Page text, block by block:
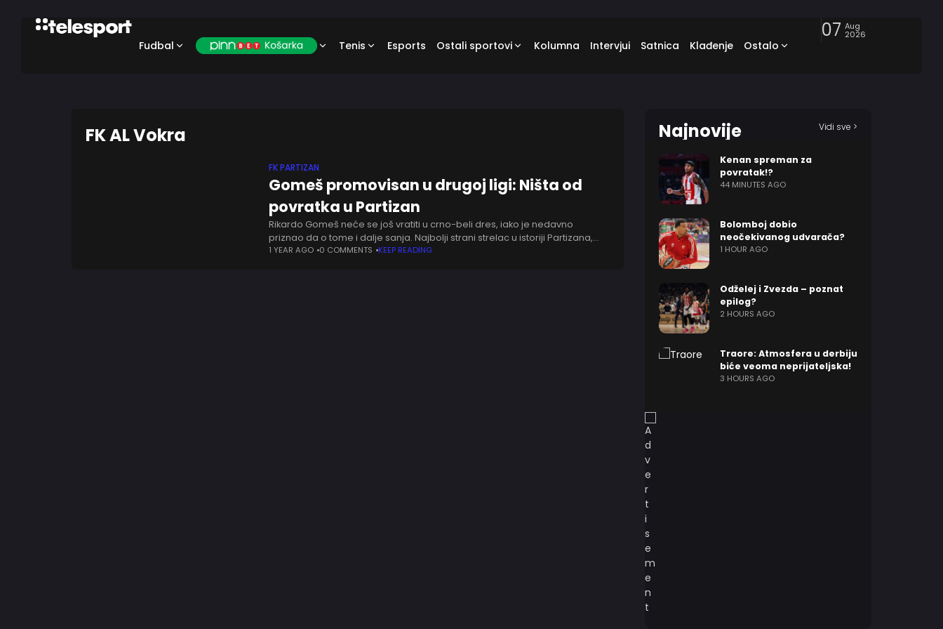
Fudbal Tenis Esports Ostali sportovi Kolumna Intervjui Satnica Klađenje Ostalo
07 Aug
2026
FK AL Vokra
FK PARTIZAN
Gomeš promovisan u drugoj ligi: Ništa od
povratka u Partizan
Rikardo Gomeš neće se još vratiti u crno-beli dres, iako je nedavno
priznao da o tome i dalje sanja. Najbolji strani strelac u istoriji Partizana,
koji je čak 92 puta
1 YEAR AGO 0 COMMENTS KEEP READING
Najnovije Vidi sve >
Kenan spreman za
povratak!?
44 MINUTES AGO
Bolomboj dobio
neočekivanog udvarača?
1 HOUR AGO
Odželej i Zvezda – poznat
epilog?
2 HOURS AGO
Traore: Atmosfera u derbiju
biće veoma neprijateljska!
3 HOURS AGO